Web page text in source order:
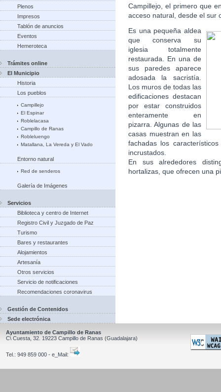
Plenos
Impresos
Tablón de anuncios
Eventos
Hemeroteca
Trámites online
El Municipio
Historia
Los pueblos
Campillejo
El Espinar
Roblelacasa
Campillo de Ranas
Robleluengo
Matallana, La Vereda y El Vado
Entorno natural
Red de senderos
Galería de Imágenes
Servicios
Biblioteca y centro de Internet
Registro Civil y Juzgado de Paz
Turismo
Bares y restaurantes
Alojamientos
Artesanía
Otros servicios
Servicio de notificaciones
Recomendaciones coronavirus
Gestión de Contenidos
Sede electrónica
Campillejo, el primero que
acceso natural, desde el sur
Es una pequeña aldea
que conserva su
iglesia totalmente
restaurada. En una de
sus paredes aparece
adosada la sacristía.
Los muros de todas las
edificaciones destacan
por estar construidos
enteramente en
pizarra. Algunas de las
casas muestran en las
fachadas los
incrustados.
En sus alrededores
hortalizas, que ofrecen una
Ayuntamiento de Campillo de Ranas
C\ Cuesta, 32. 19223 Campillo de Ranas (Guadalajara)
Tel.: 949 859 000 - e_Mail: